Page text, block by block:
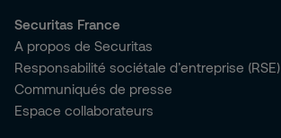
Securitas France
A propos de Securitas
Responsabilité sociétale d’entreprise (RSE)
Communiqués de presse
Espace collaborateurs